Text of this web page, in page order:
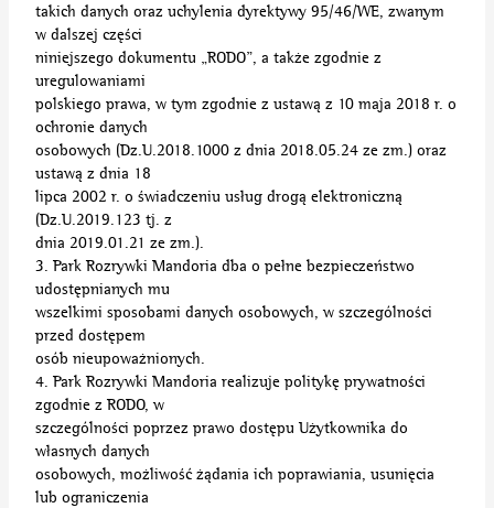
takich danych oraz uchylenia dyrektywy 95/46/WE, zwanym
w dalszej części
niniejszego dokumentu „RODO”, a także zgodnie z
uregulowaniami
polskiego prawa, w tym zgodnie z ustawą z 10 maja 2018 r. o
ochronie danych
osobowych (Dz.U.2018.1000 z dnia 2018.05.24 ze zm.) oraz
ustawą z dnia 18
lipca 2002 r. o świadczeniu usług drogą elektroniczną
(Dz.U.2019.123 tj. z
dnia 2019.01.21 ze zm.).
3. Park Rozrywki Mandoria dba o pełne bezpieczeństwo
udostępnianych mu
wszelkimi sposobami danych osobowych, w szczególności
przed dostępem
osób nieupoważnionych.
4. Park Rozrywki Mandoria realizuje politykę prywatności
zgodnie z RODO, w
szczególności poprzez prawo dostępu Użytkownika do
własnych danych
osobowych, możliwość żądania ich poprawiania, usunięcia
lub ograniczenia